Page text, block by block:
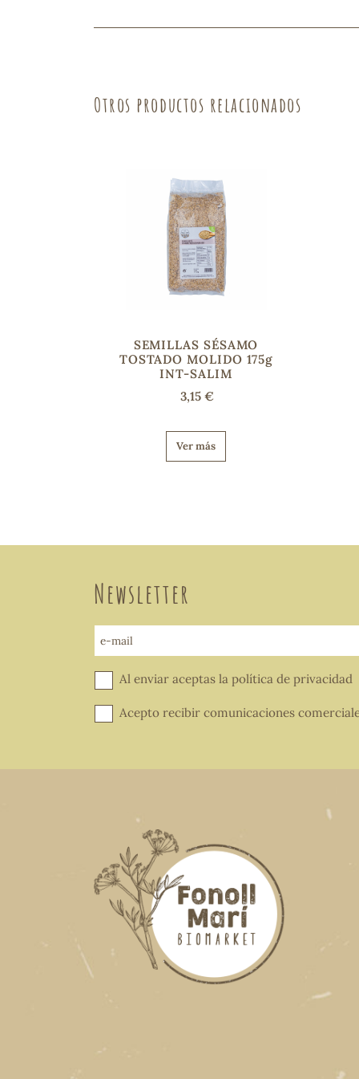
Otros productos relacionados
SEMILLAS SÉSAMO
TOSTADO MOLIDO 175g
INT-SALIM
3,15 €
Ver más
Newsletter
e-mail
Al enviar aceptas la política de privacidad
Acepto recibir comunicaciones